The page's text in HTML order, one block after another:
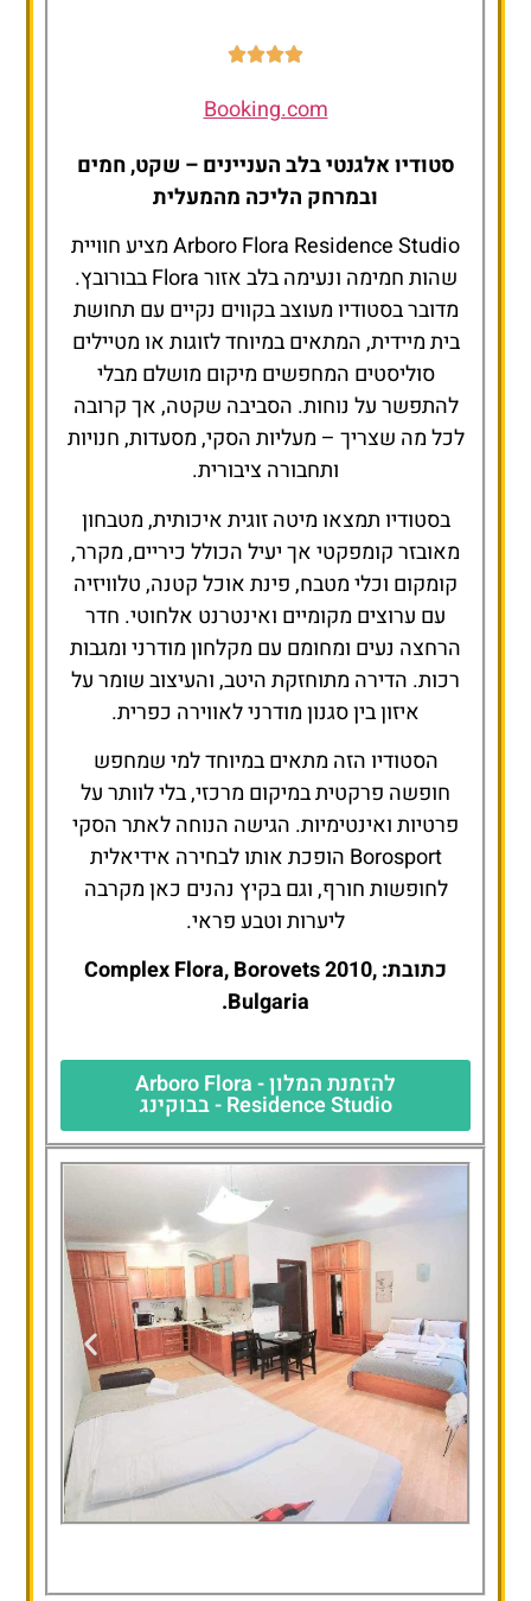
Booking.com
סטודיו אלגנטי בלב העניינים – שקט, חמים
ובמרחק הליכה מהמעלית
Arboro Flora Residence Studio מציע חוויית
שהות חמימה ונעימה בלב אזור Flora בבורובץ.
מדובר בסטודיו מעוצב בקווים נקיים עם תחושת
בית מיידית, המתאים במיוחד לזוגות או מטיילים
סוליסטים המחפשים מיקום מושלם מבלי
להתפשר על נוחות. הסביבה שקטה, אך קרובה
לכל מה שצריך – מעליות הסקי, מסעדות, חנויות
ותחבורה ציבורית.
בסטודיו תמצאו מיטה זוגית איכותית, מטבחון
מאובזר קומפקטי אך יעיל הכולל כיריים, מקרר,
קומקום וכלי מטבח, פינת אוכל קטנה, טלוויזיה
עם ערוצים מקומיים ואינטרנט אלחוטי. חדר
הרחצה נעים ומחומם עם מקלחון מודרני ומגבות
רכות. הדירה מתוחזקת היטב, והעיצוב שומר על
איזון בין סגנון מודרני לאווירה כפרית.
הסטודיו הזה מתאים במיוחד למי שמחפש
חופשה פרקטית במיקום מרכזי, בלי לוותר על
פרטיות ואינטימיות. הגישה הנוחה לאתר הסקי
Borosport הופכת אותו לבחירה אידיאלית
לחופשות חורף, וגם בקיץ נהנים כאן מקרבה
ליערות וטבע פראי.
כתובת: Complex Flora, Borovets 2010,
Bulgaria.
להזמנת המלון - Arboro Flora
Residence Studio - בבוקינג
Residence Studio